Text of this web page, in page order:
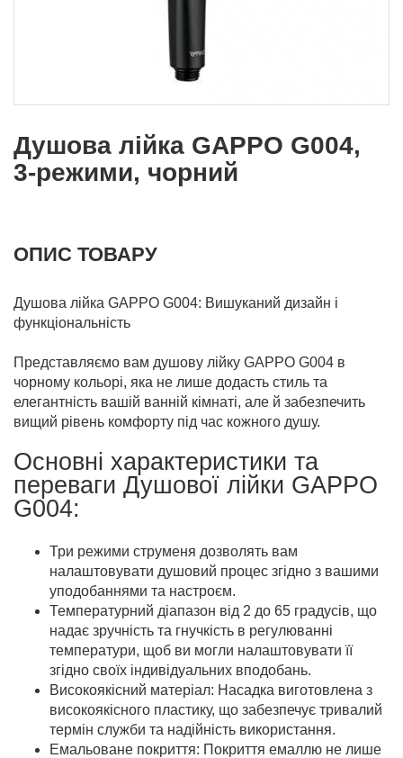
Душова лійка GAPPO G004,
3-режими, чорний
ОПИС ТОВАРУ
Душова лійка GAPPO G004: Вишуканий дизайн і
функціональність
Представляємо вам душову лійку GAPPO G004 в
чорному кольорі, яка не лише додасть стиль та
елегантність вашій ванній кімнаті, але й забезпечить
вищий рівень комфорту під час кожного душу.
Основні характеристики та
переваги Душової лійки GAPPO
G004:
Три режими струменя дозволять вам
налаштовувати душовий процес згідно з вашими
уподобаннями та настроєм.
Температурний діапазон від 2 до 65 градусів, що
надає зручність та гнучкість в регулюванні
температури, щоб ви могли налаштовувати її
згідно своїх індивідуальних вподобань.
Високоякісний матеріал: Насадка виготовлена з
високоякісного пластику, що забезпечує тривалий
термін служби та надійність використання.
Емальоване покриття: Покриття емаллю не лише